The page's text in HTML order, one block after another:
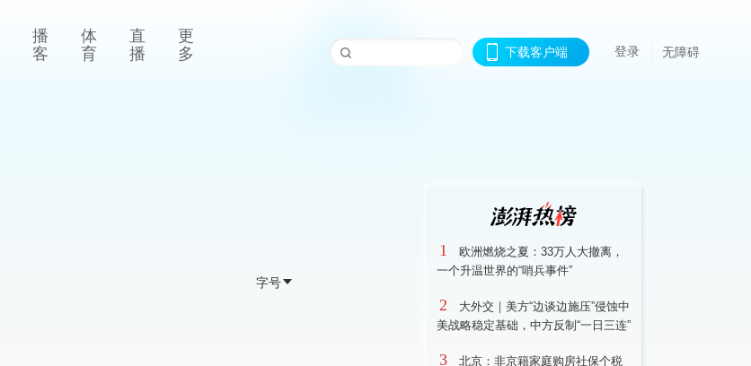
播
客
体
育
直
播
更
多
下载客户端 登录 无障碍
字号
1
欧洲燃烧之夏：33万人大撤离，
一个升温世界的“哨兵事件”
2
大外交｜美方“边谈边施压”侵蚀中
美战略稳定基础，中方反制“一日三连”
3
北京：非京籍家庭购房社保个税